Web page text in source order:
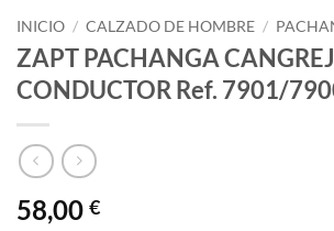
INICIO / CALZADO DE HOMBRE /
ZAPT PACHANGA
CONDUCTOR Ref. 7901/
58,00 €